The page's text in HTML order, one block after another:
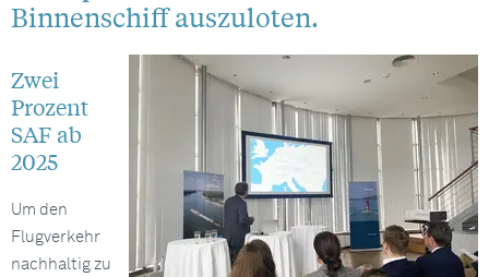
Binnenschiff auszuloten.
Zwei
Prozent
SAF ab
2025
Um den
Flugverkehr
nachhaltig zu